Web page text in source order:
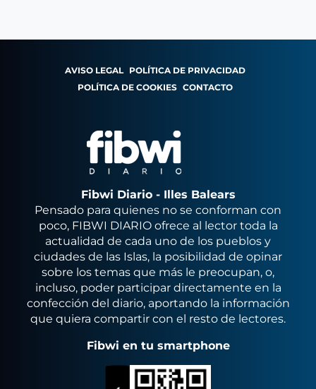
AVISO LEGAL POLÍTICA DE PRIVACIDAD
POLÍTICA DE COOKIES CONTACTO
Fibwi Diario - Illes Balears
Pensado para quienes no se conforman con
poco, FIBWI DIARIO ofrece al lector toda la
actualidad de cada uno de los pueblos y
ciudades de las Islas, la posibilidad de opinar
sobre los temas que más le preocupan, o,
incluso, poder participar directamente en la
confección del diario, aportando la información
que quiera compartir con el resto de lectores.
Fibwi en tu smartphone